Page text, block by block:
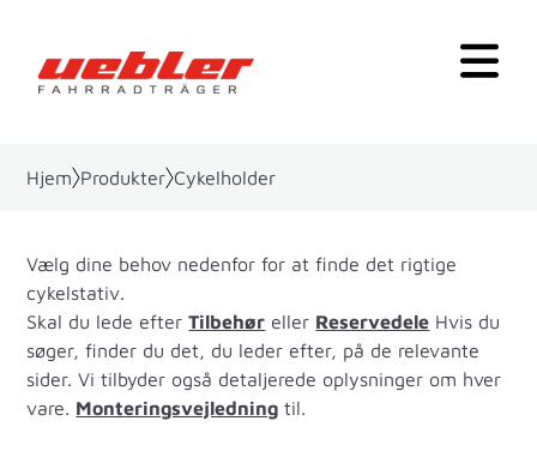
Hjem Produkter Cykelholder
Vælg dine behov nedenfor for at finde det rigtige
cykelstativ.
Skal du lede efterTilbehør eller Reservedele Hvis du
søger, finder du det, du leder efter, på de relevante
sider. Vi tilbyder også detaljerede oplysninger om hver
vare. Monteringsvejledning til.